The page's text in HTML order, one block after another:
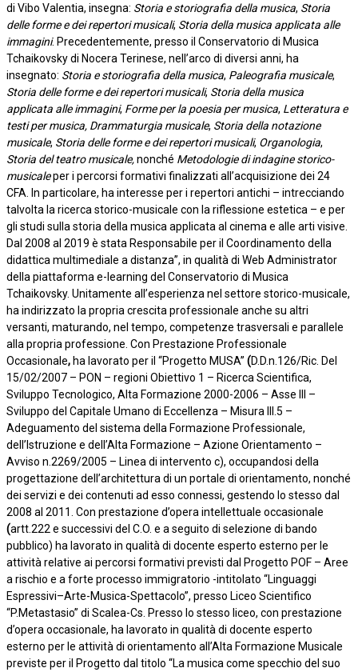
di Vibo Valentia, insegna: Storia e storiografia della musica, Storia
delle forme e dei repertori musicali, Storia della musica applicata alle
immagini. Precedentemente, presso il Conservatorio di Musica
Tchaikovsky di Nocera Terinese, nell’arco di diversi anni, ha
insegnato: Storia e storiografia della musica, Paleografia musicale,
Storia delle forme e dei repertori musicali, Storia della musica
applicata alle immagini, Forme per la poesia per musica, Letteratura e
testi per musica, Drammaturgia musicale, Storia della notazione
musicale, Storia delle forme e dei repertori musicali, Organologia,
Storia del teatro musicale,nonché Metodologie di indagine storico-
musicaleper i percorsi formativi finalizzati all’acquisizione dei 24
CFA. In particolare, ha interesse per i repertori antichi – intrecciando
talvolta la ricerca storico-musicale con la riflessione estetica – e per
gli studi sulla storia della musica applicata al cinema e alle arti visive.
Dal 2008 al 2019 è stata Responsabile per il Coordinamento della
didattica multimediale a distanza”, in qualità di Web Administrator
della piattaforma e-learning del Conservatorio di Musica
Tchaikovsky. Unitamente all’esperienza nel settore storico-musicale,
ha indirizzato la propria crescita professionale anche su altri
versanti, maturando, nel tempo, competenze trasversali e parallele
alla propria professione. Con Prestazione Professionale
Occasionale, ha lavorato per il “Progetto MUSA” (D.D.n.126/Ric. Del
15/02/2007 – PON – regioni Obiettivo 1 – Ricerca Scientifica,
Sviluppo Tecnologico, Alta Formazione 2000-2006 – Asse III –
Sviluppo del Capitale Umano di Eccellenza – Misura III.5 –
Adeguamento del sistema della Formazione Professionale,
dell’Istruzione e dell’Alta Formazione – Azione Orientamento –
Avviso n.2269/2005 – Linea di intervento c), occupandosi della
progettazione dell’architettura di un portale di orientamento, nonché
dei servizi e dei contenuti ad esso connessi, gestendo lo stesso dal
2008 al 2011. Con prestazione d’opera intellettuale occasionale
(artt.222 e successivi del C.O. e a seguito di selezione di bando
pubblico) ha lavorato in qualità di docente esperto esterno per le
attività relative ai percorsi formativi previsti dal Progetto POF – Aree
a rischio e a forte processo immigratorio -intitolato “Linguaggi
Espressivi–Arte-Musica-Spettacolo”, presso Liceo Scientifico
“P.Metastasio” di Scalea-Cs. Presso lo stesso liceo, con prestazione
d’opera occasionale, ha lavorato in qualità di docente esperto
esterno per le attività di orientamento all’Alta Formazione Musicale
previste per il Progetto dal titolo “La musica come specchio del suo